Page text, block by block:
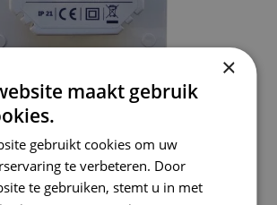
met thermostaat
te verbinden met de
aardingsdraad van de matwordt
×
maakt gebruik
gebruikt cookies om uw
te verbeteren. Door
te gebruiken, stemt u in met